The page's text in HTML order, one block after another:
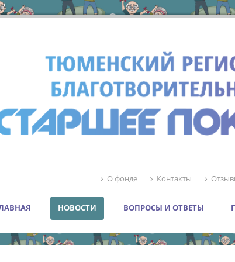
О фонде Контакты
НОВОСТИ ВОПРОСЫ И ОТВЕТЫ